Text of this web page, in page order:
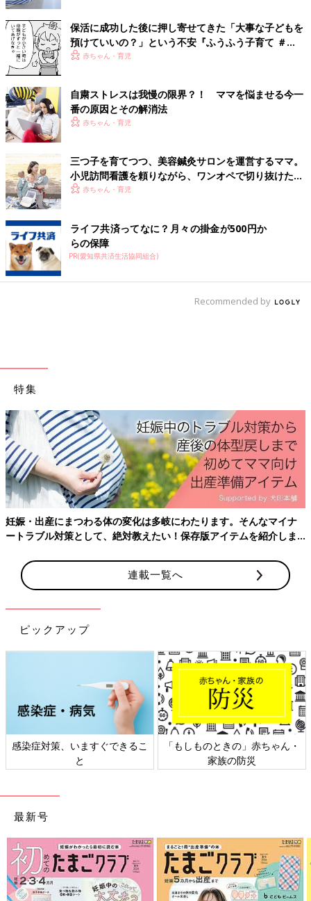
子どもと遊びながらでもできる「お守りツボ」の刺
激で、心を不安から解放
影森先生おすすめの、心を不安から解放する２つの「お守りツボ」
――東洋医学的の考えでは、ストレスを解消するには「気」の流
れの滞りをよくする必要があるということですね。
影森 「気」の通り道を「経絡（けいらく）」といい、経絡上に
あって「気」の流れを調整しているのが「経穴（けいけつ）」、
いわゆる「ツボ」です。ツボを刺激することで気の流れがよくな
すか。
影森 ちょっとしたすき間時間に、腕にあるツボの「経渠（けい
きょ）」と「外関（がいかん）」を押しましょう。「経渠」は不
安をやわらげ、外関は緊張を鎮めます。私はこの2つのツボを、
心を不安から解放する「お守りツボ」と呼んでいます。
どちらのツボも両腕にありますが、ストレスの症状は左側に出や
すいので、左手のツボを押すのがおすすめです。
「経渠」は左親指側の手首のいちばん太いしわからひじに向かっ
て親指１本幅分の位置にあり、「外関」は左手首の甲側のしわの
中心からひじに向かって指3本（人さし指から薬指）幅分の位置
にあります。この周辺を押してみて、「イタ気持ちいい」と思え
る位置がツボです。
この2カ所は同時に押せる位置にあるので、「経渠」を右親指、
「外関」を右人さし指で押すと、気持ちが落ち着いてくると思い
ます。押す強さは「イタ気持ちいい」くらいがベスト。子どもを
おんぶしているときや、遊ばせているときなどにも、さっと押せ
――先生の鍼灸院では、ツボ刺激はおきゅうで行われているそう
ですが、温めるということでは、湯船につかりながらツボを押す
というようなやり方はどうでしょうか。
トレス、緊張を解消するのにいい方法だと思います。
子育て中のママは、普段の入浴は子どものお世話で手いっぱい
で、自分のことをケアする時間が取れないかもしれませんね。毎
日じゃなくていいので、パパの仕事が早く終わった日などに、子
どものことをパパに任せ、おふろにゆっくり入りましょう。そし
て、くつろぎながら「お守りツボ」を押せば、心も体も軽くなる
保活に成功した後に押し寄せてきた「大事な子どもを
預けていいの？」という不安『ふうふう子育て ＃
60』赤ちゃん・育児
自粛ストレスは我慢の限界？！ ママを悩ませる今一
番の原因とその解消法
赤ちゃん・育児
三つ子を育てつつ、美容鍼灸サロンを運営するママ。
小児訪問看護を頼りながら、ワンオペで切り抜けた赤
ちゃん育児！【多胎インタビュー・後編】
赤ちゃん・育児
ライフ共済ってなに？月々の掛金が500円か
らの保障
PR(愛知県共済生活協同組合)
Recommended by
特集
妊娠・出産にまつわる体の変化は多岐にわたります。そんなマイナ
ートラブル対策として、絶対教えたい！保存版アイテムを紹介しま
連載一覧へ
ピックアップ
感染症対策、いますぐできるこ
と
「もしものときの」赤ちゃん・
家族の防災
最新号